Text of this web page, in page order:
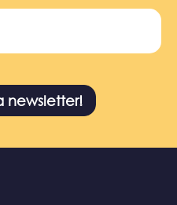
newsletter!